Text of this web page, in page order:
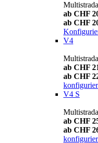
ab CHF
ab CHF
V4
ab CHF
ab CHF
V4 S
ab CHF
ab CHF